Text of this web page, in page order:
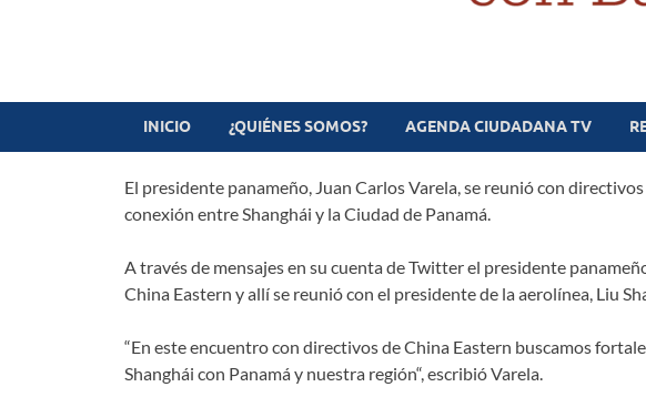
Revista digital
INICIO ¿QUIÉNES SOMOS? AGENDA CIUDADANA TV
El presidente panameño, Juan Carlos Varela, se reunió con
conexión entre Shanghái y la Ciudad de Panamá.
A través de mensajes en su cuenta de Twitter el presidente
China Eastern y allí se reunió con el presidente de la aerolínea, Liu
“En este encuentro con directivos de China Eastern buscamos
Shanghái con Panamá y nuestra región“, escribió Varela.